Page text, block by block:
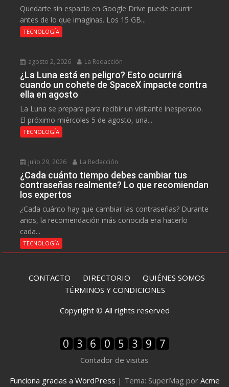
Quedarte sin espacio en Google Drive puede ocurrir
antes de lo que imaginas. Los 15 GB...
TECNOLOGÍA
agosto 2, 2026 La Redacción
¿La Luna está en peligro? Esto ocurrirá
cuando un cohete de SpaceX impacte contra
ella en agosto
La Luna se prepara para recibir un visitante inesperado.
El próximo miércoles 5 de agosto, una...
TECNOLOGÍA
julio 29, 2026 La Redacción
¿Cada cuánto tiempo debes cambiar tus
contraseñas realmente? Lo que recomiendan
los expertos
¿Cada cuánto hay que cambiar las contraseñas? Durante
años, la recomendación más conocida era hacerlo
cada...
TECNOLOGÍA
CONTACTO DIRECTORIO QUIÉNES SOMOS
TÉRMINOS Y CONDICIONES
Copyright © All rights reserved
Contador de visitas
Funciona gracias a WordPress | Tema: SuperMag por Acme